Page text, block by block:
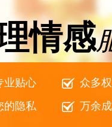
情感
万余
的隐私
众多
业贴心